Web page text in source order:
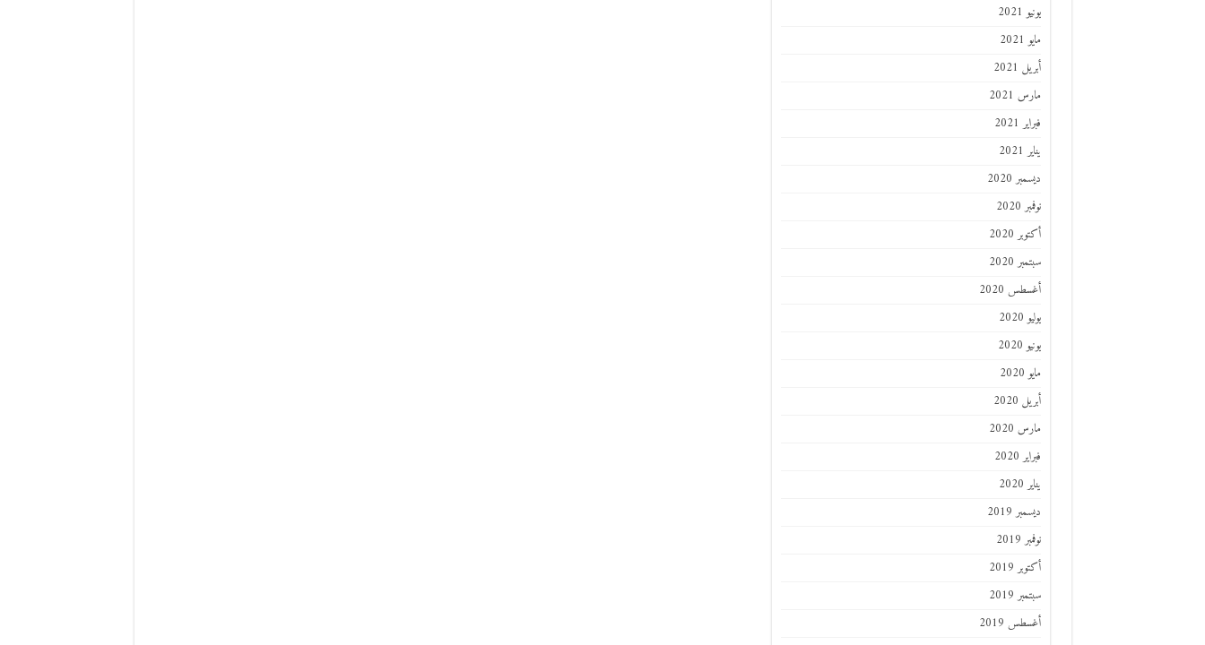
يونيو 2021
مايو 2021
أبريل 2021
مارس 2021
فبراير 2021
يناير 2021
ديسمبر 2020
نوفمبر 2020
أكتوبر 2020
سبتمبر 2020
أغسطس 2020
يوليو 2020
يونيو 2020
مايو 2020
أبريل 2020
مارس 2020
فبراير 2020
يناير 2020
ديسمبر 2019
نوفمبر 2019
أكتوبر 2019
سبتمبر 2019
أغسطس 2019